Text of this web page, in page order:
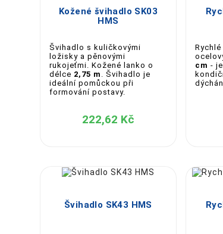
Objevte efektivní a zábavné cvičení
profesionál.
Kožené švihadlo SK03
HMS
Švihadlo s kuličkovými
ložisky a pěnovými
rukojeťmi. Kožené lanko o
délce 2,75 m
. Švihadlo je
ideální pomůckou při
formování postavy.
222,62 Kč
cm -
Švihadlo SK43 HMS